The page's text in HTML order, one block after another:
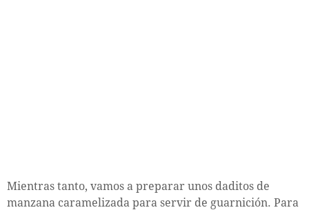
Mientras tanto, vamos a preparar unos daditos de
manzana caramelizada para servir de guarnición. Para